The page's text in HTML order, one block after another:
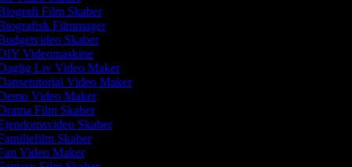
Film Skaber
Filmmager
Skaber
Videomaskine
Liv Video Maker
Video Maker
Video Maker
Film Skaber
Skaber
Skaber
Video Maker